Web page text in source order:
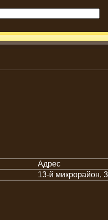
Адрес
13-й микрорайон,